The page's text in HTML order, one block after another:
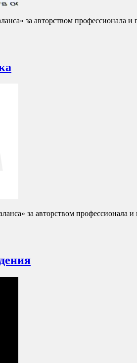
за авторством
за авторством